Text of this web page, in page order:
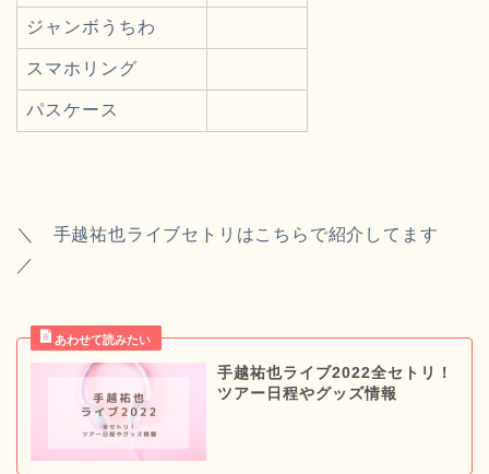
ジャンボうちわ
スマホリング
パスケース
＼ 手越祐也ライブセトリはこちらで紹介してます
／
手越祐也ライブ2022全セトリ！
ツアー日程やグッズ情報